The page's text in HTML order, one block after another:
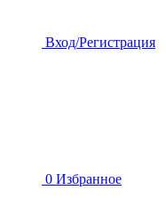
Вход/Регистрация
0 Избранное